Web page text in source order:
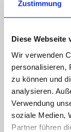
Zustimmung
Diese Webseite
Wir verwenden
personalisieren,
zu können und
analysieren.
Verwendung
soziale Medien,
Partner führen